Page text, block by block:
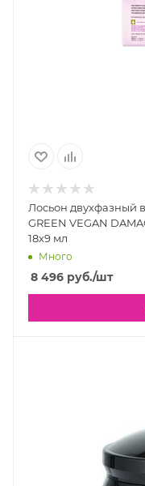
Лосьон двухфазный
GREEN VEGAN
18х9 мл
Много
8 496 руб./шт